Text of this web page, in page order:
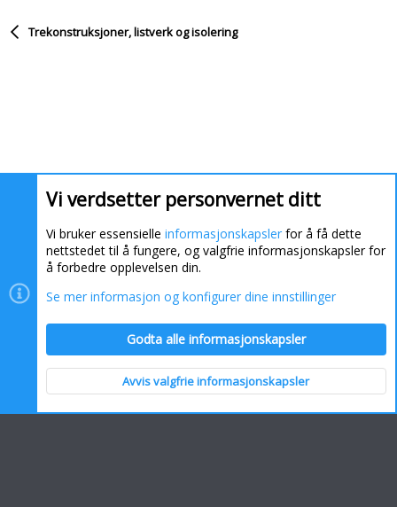
Trekonstruksjoner, listverk og isolering
Informasjonskapsler Kontakt oss Hjelp
Topp Bunn
Vi verdsetter personvernet ditt
Vi bruker essensielle informasjonskapsler for å få dette
nettstedet til å fungere, og valgfrie informasjonskapsler for
å forbedre opplevelsen din.
Se mer informasjon og konfigurer dine innstillinger
Godta alle informasjonskapsler
Avvis valgfrie informasjonskapsler